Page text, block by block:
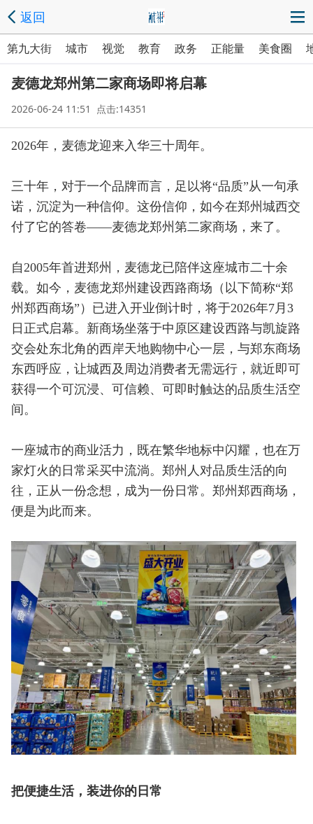
返回
第九大街 城市 视觉 教育 政务 正能量 美食圈
麦德龙郑州第二家商场即将启幕
2026-06-24 11:51 点击:14351
2026年，麦德龙迎来入华三十周年。
三十年，对于一个品牌而言，足以将“品质”从一句承
诺，沉淀为一种信仰。这份信仰，如今在郑州城西交
付了它的答卷——麦德龙郑州第二家商场，来了。
自2005年首进郑州，麦德龙已陪伴这座城市二十余
载。如今，麦德龙郑州建设西路商场（以下简称“郑
州郑西商场”）已进入开业倒计时，将于2026年7月3
日正式启幕。新商场坐落于中原区建设西路与凯旋路
交会处东北角的西岸天地购物中心一层，与郑东商场
东西呼应，让城西及周边消费者无需远行，就近即可
获得一个可沉浸、可信赖、可即时触达的品质生活空
间。
一座城市的商业活力，既在繁华地标中闪耀，也在万
家灯火的日常采买中流淌。郑州人对品质生活的向
往，正从一份念想，成为一份日常。郑州郑西商场，
便是为此而来。
把便捷生活，装进你的日常